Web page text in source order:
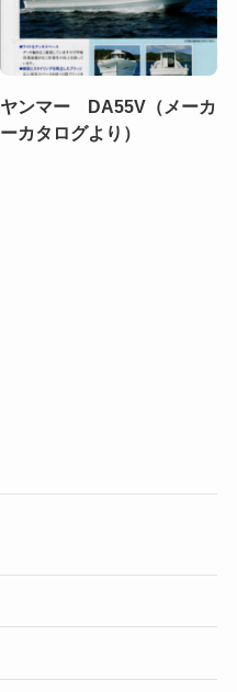
ヤンマー DA55V（メーカ
ーカタログより）